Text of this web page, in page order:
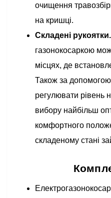
очищення
на кришці.
Складені рукоятки.
газонокосаркою
місцях, де
Також за
регулювати рівень
вибору найбільш
комфортного
складеному стані